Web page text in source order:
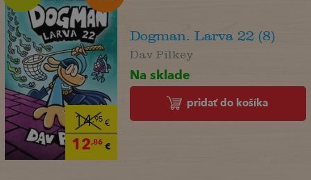
14,95€
12,86€
Dogman. Larva 22 (8)
Dav Pilkey
Na sklade
pridať do košíka